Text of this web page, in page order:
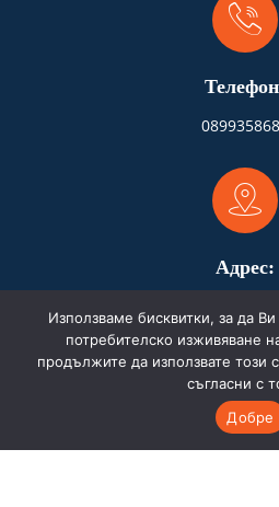
Адрес:
Имейл:
Използваме бисквитки, за да
потребителско изживяване
продължите да използвате този
съгласни с
Добре